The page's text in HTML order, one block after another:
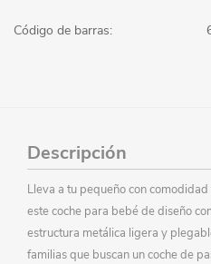
Código de barras:
Descripción
Lleva a tu pequeño con
este coche para bebé de diseño
estructura metálica ligera y
familias que buscan un coche de